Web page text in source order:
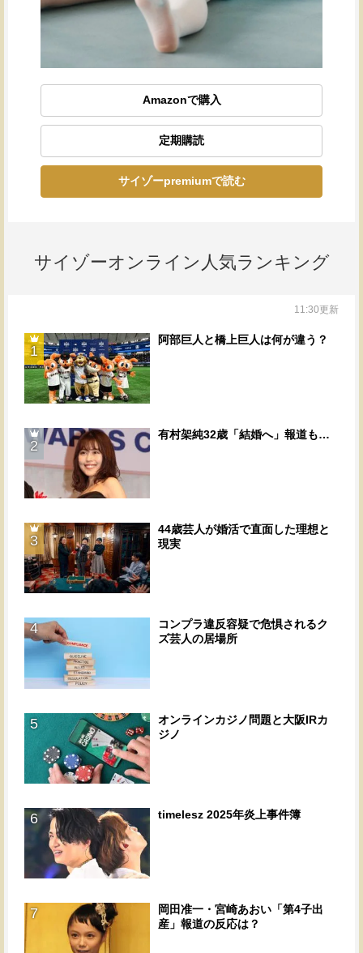
Amazonで購入
定期購読
サイゾーpremiumで読む
サイゾーオンライン人気ランキング
11:30更新
1
阿部巨人と橋上巨人は何が違う？
2
有村架純32歳「結婚へ」報道も…
3
44歳芸人が婚活で直面した理想と
現実
4
コンプラ違反容疑で危惧されるク
ズ芸人の居場所
5
オンラインカジノ問題と大阪IRカ
ジノ
6 timelesz 2025年炎上事件簿
7
岡田准一・宮崎あおい「第4子出
産」報道の反応は？